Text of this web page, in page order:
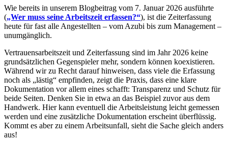
Wie bereits in unserem Blogbeitrag vom 7. Januar 2026 ausführte
(„Wer muss seine Arbeitszeit erfassen?“), ist die Zeiterfassung
heute für fast alle Angestellten – vom Azubi bis zum Management –
unumgänglich.
Vertrauensarbeitszeit und Zeiterfassung sind im Jahr 2026 keine
grundsätzlichen Gegenspieler mehr, sondern können koexistieren.
Während wir zu Recht darauf hinweisen, dass viele die Erfassung
noch als „lästig“ empfinden, zeigt die Praxis, dass eine klare
Dokumentation vor allem eines schafft: Transparenz und Schutz für
beide Seiten. Denken Sie in etwa an das Beispiel zuvor aus dem
Handwerk. Hier kann eventuell die Arbeitsleistung leicht gemessen
werden und eine zusätzliche Dokumentation erscheint überflüssig.
Kommt es aber zu einem Arbeitsunfall, sieht die Sache gleich anders
aus!